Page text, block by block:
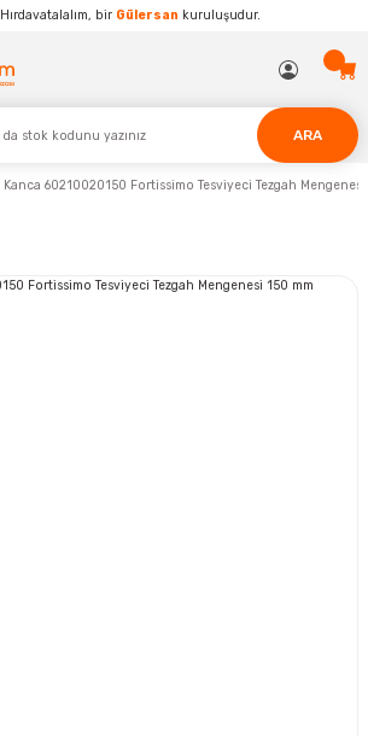
Hırdavatalalım, bir Gülersan kuruluşudur.
ARA
Kanca 60210020150 Fortissimo Tesviyeci Tezgah